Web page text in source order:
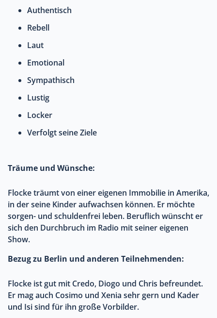
Authentisch
Rebell
Laut
Emotional
Sympathisch
Lustig
Locker
Verfolgt seine Ziele
Träume und Wünsche:
Flocke träumt von einer eigenen Immobilie in Amerika,
in der seine Kinder aufwachsen können. Er möchte
sorgen- und schuldenfrei leben. Beruflich wünscht er
sich den Durchbruch im Radio mit seiner eigenen
Show.
Bezug zu Berlin und anderen Teilnehmenden:
Flocke ist gut mit Credo, Diogo und Chris befreundet.
Er mag auch Cosimo und Xenia sehr gern und Kader
und Isi sind für ihn große Vorbilder.